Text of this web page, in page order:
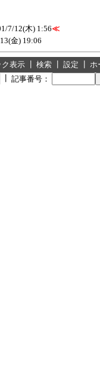
7/12(木) 1:56≪
金) 19:06
ク表示 検索 設定
ホ
記事番号：